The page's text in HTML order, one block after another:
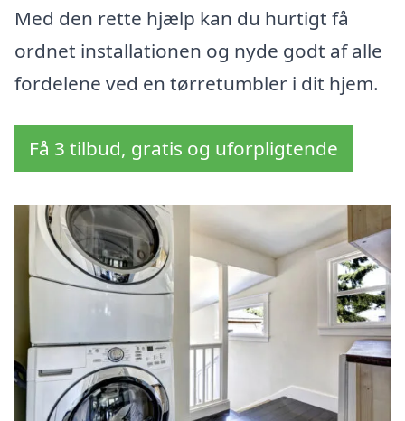
Med den rette hjælp kan du hurtigt få
ordnet installationen og nyde godt af alle
fordelene ved en tørretumbler i dit hjem.
Få 3 tilbud, gratis og uforpligtende